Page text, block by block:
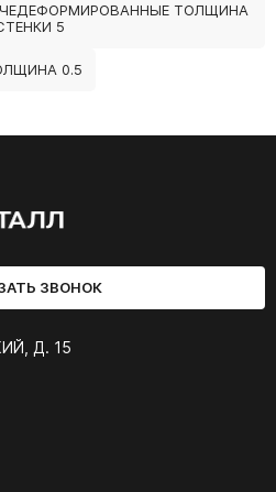
ТОЛЩИНА
5
0.5
ЗВОНОК
Д. 15